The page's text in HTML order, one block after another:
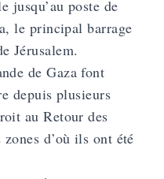
jusqu’au poste de
le principal barrage
Jérusalem.
de Gaza font
depuis plusieurs
au Retour des
d’où ils ont été